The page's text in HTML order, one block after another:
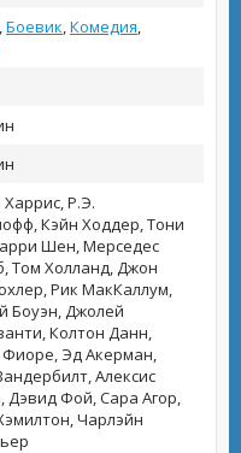
,Боевик,Комедия,
Р.Э.
Кэйн Ходдер, Тони
Шен, Мерседес
Том Холланд, Джон
Рик МакКаллум,
Боуэн, Джолей
Колтон Данн,
Фиоре, Эд Акерман,
Алексис
Дэвид Фой, Сара Агор,
Чарлэйн